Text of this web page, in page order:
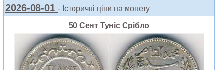
2026-08-01 - Історичні ціни на монету
50 Сент Туніс Срібло